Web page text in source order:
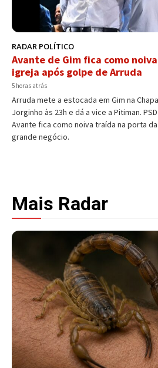
RADAR POLÍTICO
Avante de Gim fica como
igreja após golpe de Arruda
5 horas atrás
Arruda mete a estocada em Gim na
Jorginho às 23h e dá a vice a Pitiman.
Avante fica como noiva traída na porta
grande negócio.
Mais Radar